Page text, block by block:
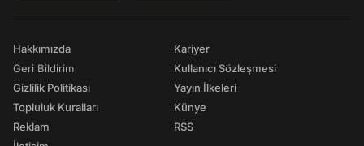
Hakkımızda
Geri Bildirim
Gizlilik Politikası
Topluluk Kuralları
Reklam
Kariyer
Kullanıcı Sözleşmesi
Yayın İlkeleri
Künye
RSS